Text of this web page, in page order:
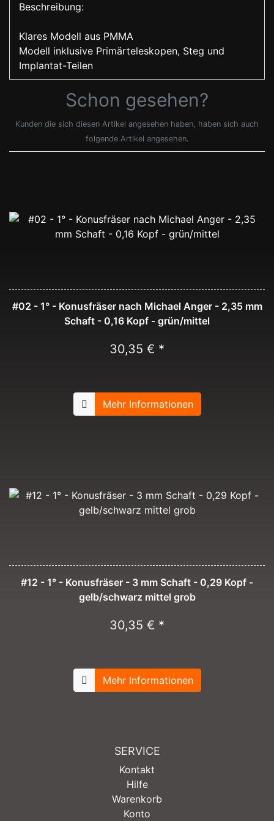
Beschreibung:
Klares Modell aus PMMA
Modell inklusive Primärteleskopen, Steg und
Implantat-Teilen
Schon gesehen?
Kunden die sich diesen Artikel angesehen haben, haben sich auch
folgende Artikel angesehen.
#02 - 1° - Konusfräser nach Michael Anger - 2,35 mm
Schaft - 0,16 Kopf - grün/mittel
30,35 € *
Mehr Informationen
#12 - 1° - Konusfräser - 3 mm Schaft - 0,29 Kopf -
gelb/schwarz mittel grob
30,35 € *
Mehr Informationen
SERVICE
Kontakt
Hilfe
Warenkorb
Konto